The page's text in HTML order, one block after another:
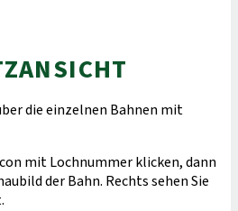
die einzelnen Bahnen mit
mit Lochnummer klicken, dann
der Bahn. Rechts sehen Sie